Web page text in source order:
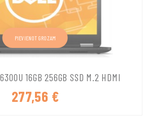
16GB 256GB SSD M.2 HDMI
277,56 €
PIEVIENOT GROZAM